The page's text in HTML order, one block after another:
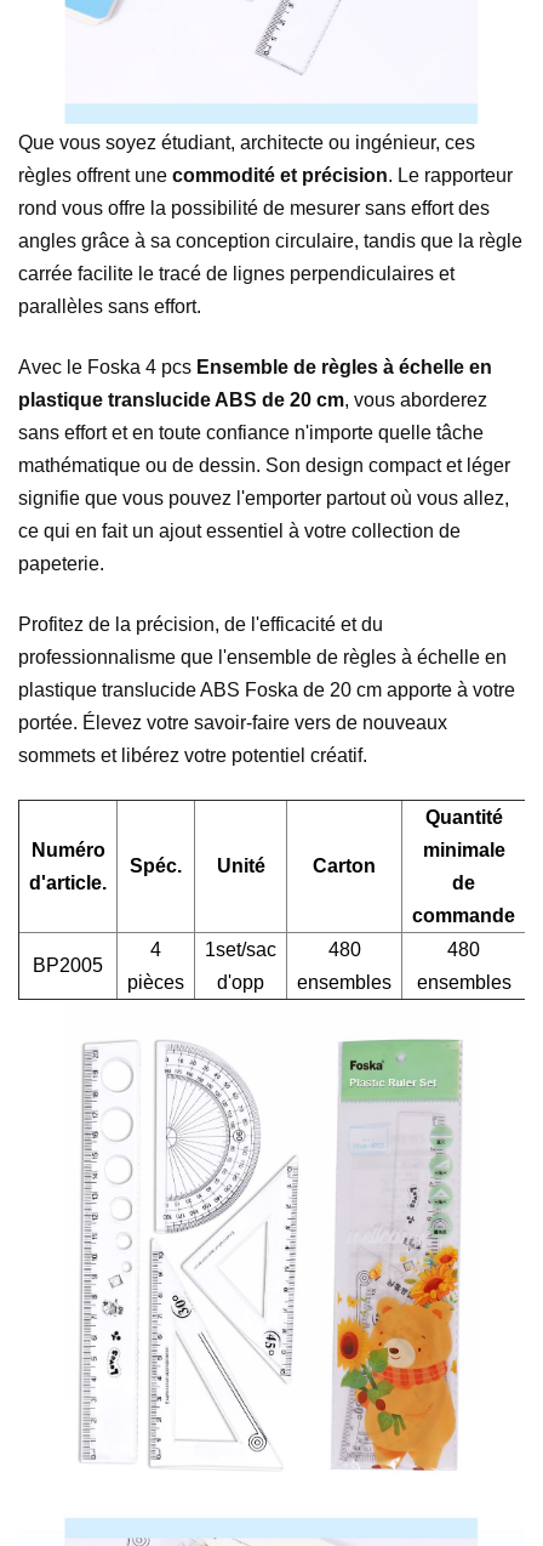
Que vous soyez étudiant, architecte ou ingénieur, ces
règles offrent une commodité et précision. Le rapporteur
rond vous offre la possibilité de mesurer sans effort des
angles grâce à sa conception circulaire, tandis que la règle
carrée facilite le tracé de lignes perpendiculaires et
parallèles sans effort.
Avec le Foska 4 pcs Ensemble de règles à échelle en
plastique translucide ABS de 20 cm, vous aborderez
sans effort et en toute confiance n'importe quelle tâche
mathématique ou de dessin. Son design compact et léger
signifie que vous pouvez l'emporter partout où vous allez,
ce qui en fait un ajout essentiel à votre collection de
papeterie.
Profitez de la précision, de l'efficacité et du
professionnalisme que l'ensemble de règles à échelle en
plastique translucide ABS Foska de 20 cm apporte à votre
portée. Élevez votre savoir-faire vers de nouveaux
sommets et libérez votre potentiel créatif.
Numéro
d'article.
Spéc. Unité Carton
Quantité
minimale
de
commande
BP2005
4
pièces
1set/sac
d'opp
480
ensembles
480
ensembles